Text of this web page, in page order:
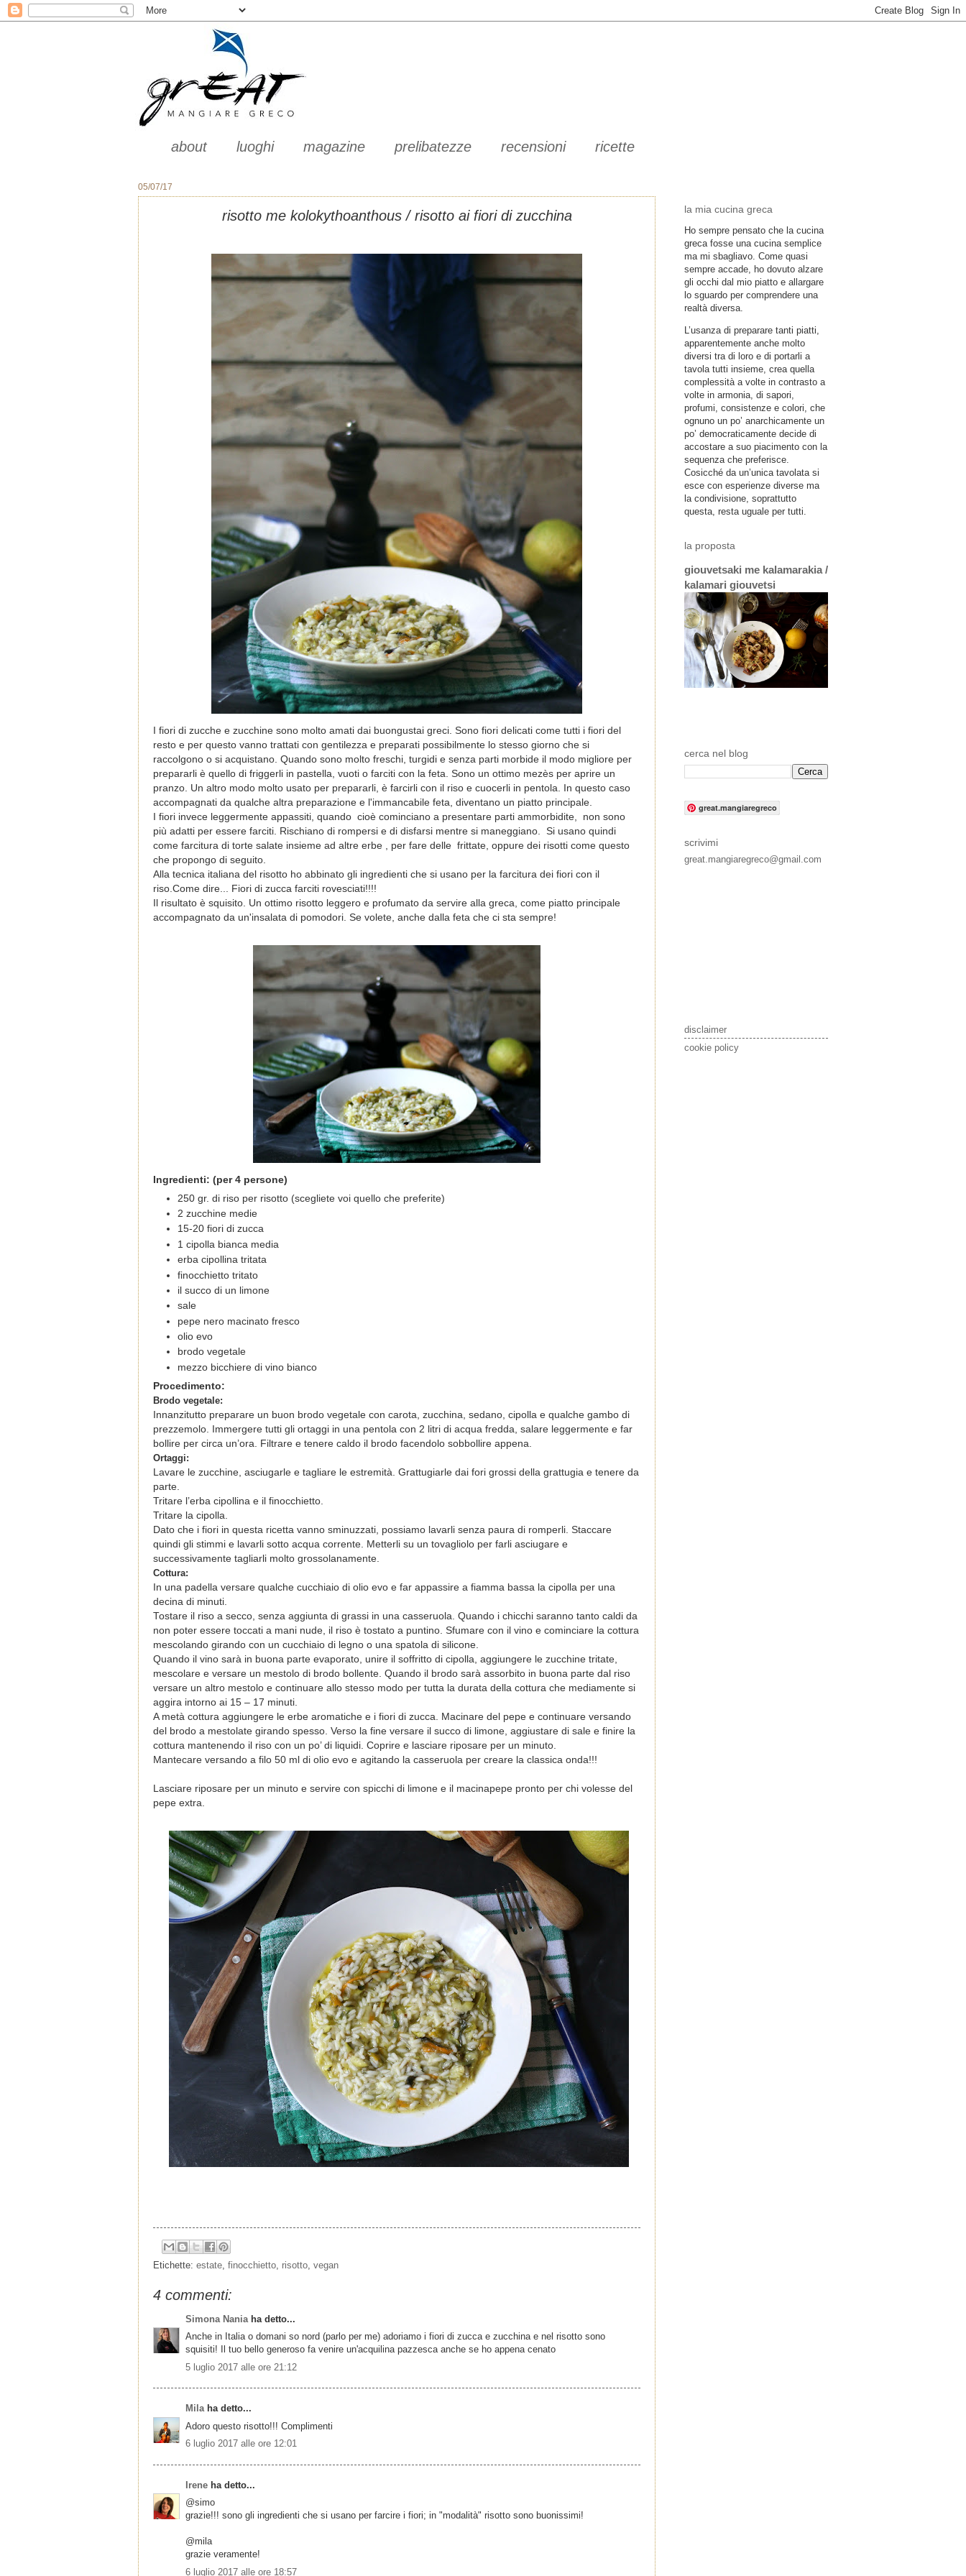
about luoghi magazine prelibatezze recensioni ricette
05/07/17
risotto me kolokythoanthous / risotto ai fiori di zucchina
I fiori di zucche e zucchine sono molto amati dai buongustai greci. Sono fiori delicati come tutti i fiori del
resto e per questo vanno trattati con gentilezza e preparati possibilmente lo stesso giorno che si
raccolgono o si acquistano. Quando sono molto freschi, turgidi e senza parti morbide il modo migliore per
prepararli è quello di friggerli in pastella, vuoti o farciti con la feta. Sono un ottimo mezès per aprire un
pranzo. Un altro modo molto usato per prepararli, è farcirli con il riso e cuocerli in pentola. In questo caso
accompagnati da qualche altra preparazione e l'immancabile feta, diventano un piatto principale.
I fiori invece leggermente appassiti, quando cioè cominciano a presentare parti ammorbidite, non sono
più adatti per essere farciti. Rischiano di rompersi e di disfarsi mentre si maneggiano. Si usano quindi
come farcitura di torte salate insieme ad altre erbe , per fare delle frittate, oppure dei risotti come questo
che propongo di seguito.
Alla tecnica italiana del risotto ho abbinato gli ingredienti che si usano per la farcitura dei fiori con il
riso.Come dire... Fiori di zucca farciti rovesciati!!!!
Il risultato è squisito. Un ottimo risotto leggero e profumato da servire alla greca, come piatto principale
accompagnato da un'insalata di pomodori. Se volete, anche dalla feta che ci sta sempre!
Ingredienti: (per 4 persone)
250 gr. di riso per risotto (scegliete voi quello che preferite)
2 zucchine medie
15-20 fiori di zucca
1 cipolla bianca media
erba cipollina tritata
finocchietto tritato
il succo di un limone
sale
pepe nero macinato fresco
olio evo
brodo vegetale
mezzo bicchiere di vino bianco
Procedimento:
Brodo vegetale:
Innanzitutto preparare un buon brodo vegetale con carota, zucchina, sedano, cipolla e qualche gambo di
prezzemolo. Immergere tutti gli ortaggi in una pentola con 2 litri di acqua fredda, salare leggermente e far
bollire per circa un’ora. Filtrare e tenere caldo il brodo facendolo sobbollire appena.
Ortaggi:
Lavare le zucchine, asciugarle e tagliare le estremità. Grattugiarle dai fori grossi della grattugia e tenere da
parte.
Tritare l’erba cipollina e il finocchietto.
Tritare la cipolla.
Dato che i fiori in questa ricetta vanno sminuzzati, possiamo lavarli senza paura di romperli. Staccare
quindi gli stimmi e lavarli sotto acqua corrente. Metterli su un tovagliolo per farli asciugare e
successivamente tagliarli molto grossolanamente.
Cottura:
In una padella versare qualche cucchiaio di olio evo e far appassire a fiamma bassa la cipolla per una
decina di minuti.
Tostare il riso a secco, senza aggiunta di grassi in una casseruola. Quando i chicchi saranno tanto caldi da
non poter essere toccati a mani nude, il riso è tostato a puntino. Sfumare con il vino e cominciare la cottura
mescolando girando con un cucchiaio di legno o una spatola di silicone.
Quando il vino sarà in buona parte evaporato, unire il soffritto di cipolla, aggiungere le zucchine tritate,
mescolare e versare un mestolo di brodo bollente. Quando il brodo sarà assorbito in buona parte dal riso
versare un altro mestolo e continuare allo stesso modo per tutta la durata della cottura che mediamente si
aggira intorno ai 15 – 17 minuti.
A metà cottura aggiungere le erbe aromatiche e i fiori di zucca. Macinare del pepe e continuare versando
del brodo a mestolate girando spesso. Verso la fine versare il succo di limone, aggiustare di sale e finire la
cottura mantenendo il riso con un po’ di liquidi. Coprire e lasciare riposare per un minuto.
Mantecare versando a filo 50 ml di olio evo e agitando la casseruola per creare la classica onda!!!
Lasciare riposare per un minuto e servire con spicchi di limone e il macinapepe pronto per chi volesse del
pepe extra.
Etichette: estate finocchietto risotto vegan
4 commenti:
Simona Nania ha detto...
Anche in Italia o domani so nord (parlo per me) adoriamo i fiori di zucca e zucchina e nel risotto sono
squisiti! Il tuo bello generoso fa venire un'acquilina pazzesca anche se ho appena cenato
5 luglio 2017 alle ore 21:12
Milaha detto...
Adoro questo risotto!!! Complimenti
6 luglio 2017 alle ore 12:01
Irene ha detto...
@simo
grazie!!! sono gli ingredienti che si usano per farcire i fiori; in "modalità" risotto sono buonissimi!
@mila
grazie veramente!
6 luglio 2017 alle ore 18:57
la mia cucina greca
Ho sempre pensato che la cucina
greca fosse una cucina semplice
ma mi sbagliavo. Come quasi
sempre accade, ho dovuto alzare
gli occhi dal mio piatto e allargare
lo sguardo per comprendere una
realtà diversa.
L’usanza di preparare tanti piatti,
apparentemente anche molto
diversi tra di loro e di portarli a
tavola tutti insieme, crea quella
complessità a volte in contrasto a
volte in armonia, di sapori,
profumi, consistenze e colori, che
ognuno un po’ anarchicamente un
po’ democraticamente decide di
accostare a suo piacimento con la
sequenza che preferisce.
Cosicché da un’unica tavolata si
esce con esperienze diverse ma
la condivisione, soprattutto
questa, resta uguale per tutti.
la proposta
giouvetsaki me kalamarakia /
kalamari giouvetsi
cerca nel blog
great.mangiaregreco
scrivimi
great.mangiaregreco@gmail.com
disclaimer
cookie policy